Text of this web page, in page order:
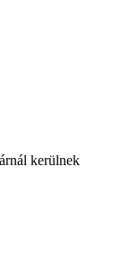
kerülnek